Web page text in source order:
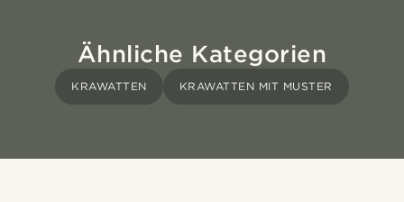
Ähnliche Kategorien
KRAWATTEN KRAWATTEN MIT MUSTER